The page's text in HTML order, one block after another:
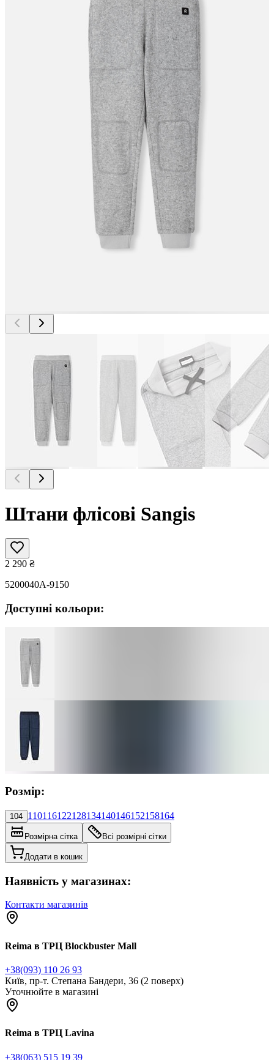
Штани флісові Sangis
2 290 ₴
5200040A-9150
Доступні кольори:
Розмір:
104 110116122128134140146152158164
Розмірна сітка Всі розмірні сітки
Додати в кошик
Наявність у магазинах:
Контакти магазинів
Reima в ТРЦ Blockbuster Mall
+38(093) 110 26 93
Київ, пр-т. Степана Бандери, 36 (2 поверх)
Уточнюйте в магазині
Reima в ТРЦ Lavina
+38(063) 515 19 39